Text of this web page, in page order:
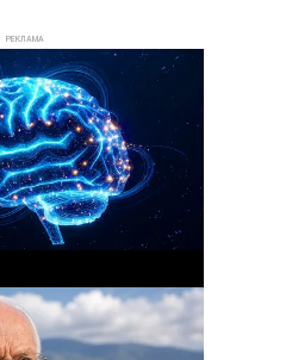
РЕКЛАМА